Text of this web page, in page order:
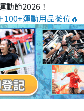
動節2026！
100+運動用品攤位🔥